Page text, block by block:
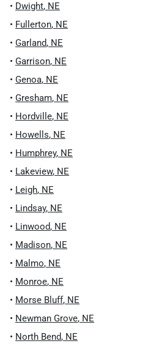
• Dwight, NE
• Fullerton, NE
• Garland, NE
• Garrison, NE
• Genoa, NE
• Gresham, NE
• Hordville, NE
• Howells, NE
• Humphrey, NE
• Lakeview, NE
• Leigh, NE
• Lindsay, NE
• Linwood, NE
• Madison, NE
• Malmo, NE
• Monroe, NE
• Morse Bluff, NE
• Newman Grove, NE
• North Bend, NE